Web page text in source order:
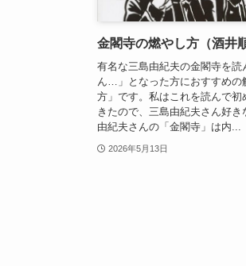
金閣寺の燃やし方（酒井
有名な三島由紀夫の金閣寺を読
ん…」となった方におすすめの
方」です。私はこれを読んで
きたので、三島由紀夫さん好
由紀夫さんの「金閣寺」は内...
2026年5月13日